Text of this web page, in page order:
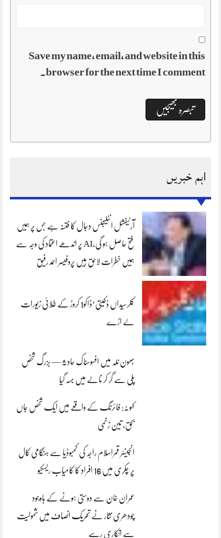
Save my name, email, and website in this
browser for the next time I comment.
اہم خبریں
آرٹیفشل انٹلیجنس دجال کا فتنہ ہے جس پر ہمیں
فتح حاصل ہو گی،AI پر اندھے اعتماد کی وجہ سے
ہمیں خطرات لاحق ہیں پروفیسر احمد رفیق
کلرسیداں ڈکیتی‘ڈاکو1 کروڑ کے طلائی زیورات
لے اڑے
بھون نلہ میں افسوسناک حادثہ — بزرگ شخص
پلی سے گر کر نالے میں بہہ گیا
کہوٹہ: فائرنگ کے واقعے میں ایک شخص جاں
بحق، تین زخمی
انجینئر قمراسلام راجہ کی کمبوڈیا سے ہنگامی کال
پر چکری میں 16 افراد کا کامیاب ریسکیو
عمران خان سے دوستی ہونے کے باوجود
چودھری نثار نے تحریک انصاف میں شمولیت
سے انکاری رہے